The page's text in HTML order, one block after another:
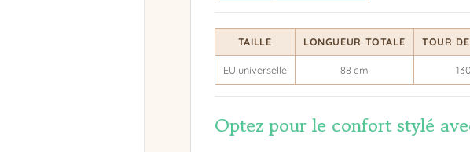
TAILLE LONGUEUR TOTALE TOUR
EU universelle 88 cm
Optez pour le confort stylé